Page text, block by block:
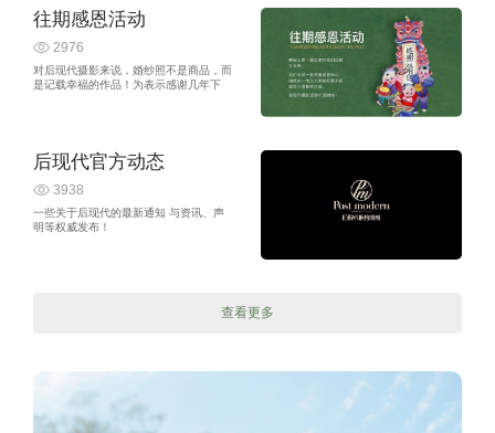
往期感恩活动
2976
对后现代摄影来说，婚纱照不是商品，而
是记载幸福的作品！为表示感谢几年下
后现代官方动态
3938
一些关于后现代的最新通知 与资讯、声
明等权威发布！
查看更多